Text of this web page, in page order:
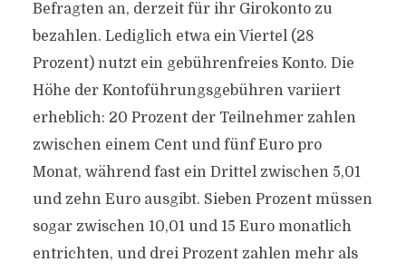
Befragten an, derzeit für ihr Girokonto zu
bezahlen. Lediglich etwa ein Viertel (28
Prozent) nutzt ein gebührenfreies Konto. Die
Höhe der Kontoführungsgebühren variiert
erheblich: 20 Prozent der Teilnehmer zahlen
zwischen einem Cent und fünf Euro pro
Monat, während fast ein Drittel zwischen 5,01
und zehn Euro ausgibt. Sieben Prozent müssen
sogar zwischen 10,01 und 15 Euro monatlich
entrichten, und drei Prozent zahlen mehr als